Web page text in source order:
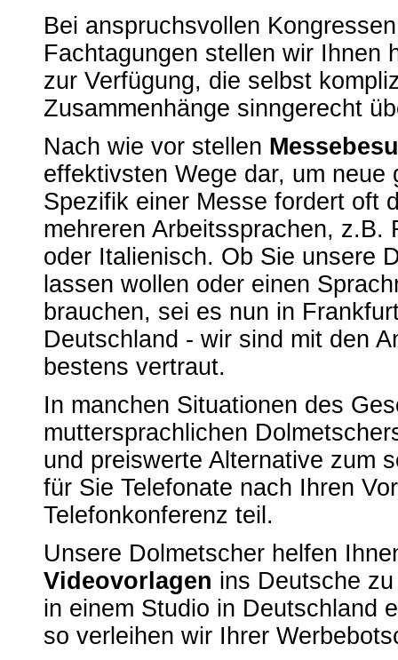
Bei anspruchsvollen
Fachtagungen stellen wir Ihnen
zur Verfügung, die selbst
Zusammenhänge sinngerecht
Nach wie vor stellen
effektivsten Wege dar, um
Spezifik einer Messe fordert oft
mehreren Arbeitssprachen,
oder Italienisch. Ob Sie unsere
lassen wollen oder einen
brauchen, sei es nun in
Deutschland - wir sind mit den
bestens vertraut.
In manchen Situationen des
muttersprachlichen
und preiswerte Alternative zum
für Sie Telefonate nach Ihren
Telefonkonferenz teil.
Unsere Dolmetscher helfen
Videovorlagen ins Deutsche
in einem Studio in Deutschland
so verleihen wir Ihrer